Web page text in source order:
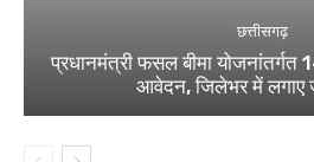
छत्तीसगढ़
प्रधानमंत्री फसल बीमा
आवेदन, जिलेभर में लगाए